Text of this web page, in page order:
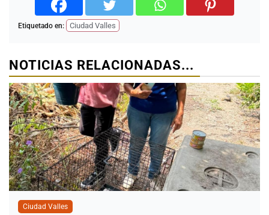
Etiquetado en: Ciudad Valles
NOTICIAS RELACIONADAS...
Ciudad Valles